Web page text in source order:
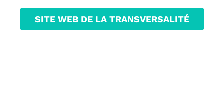
SITE WEB DE LA TRANSVERSALITÉ